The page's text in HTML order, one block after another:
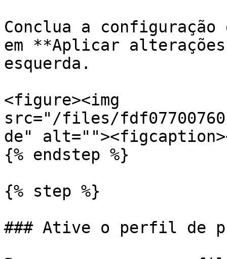
Conclua a
em **Aplicar
esquerda.
<figure><img
src="/files/
de"
{% endstep %}
{% step %}
### Ative o perfil de